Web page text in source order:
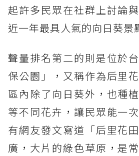
起許多民眾在社群上討論
近一年最具人氣的向日葵景
聲量排名第二的則是位於
保公園」，又稱作為后里
區內除了向日葵外，也種
等不同花卉，讓民眾能一
有網友發文寫道「后里花
廣，大片的綠色草原，是